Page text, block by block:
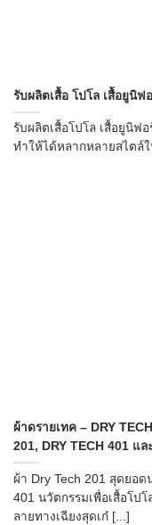
รับผลิตเสื้อ โปโล เสื้อยูนิฟ
รับผลิตเสื้อโปโล เสื้อยูนิฟ
ทำให้ได้หลากหลายสไตล์
ผ้าดรายเทค – DRY
201, DRY TECH 401 แล
ผ้า Dry Tech 201 สุดยอด
401 นวัตกรรมเพื่อเสื้อโป
ลายทางเฉียงสุดเก๋ [...]